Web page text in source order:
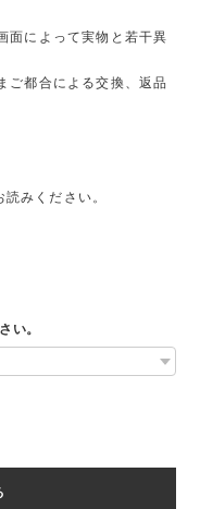
面によって実物と若干異
ご都合による交換、返品
みください。
い。